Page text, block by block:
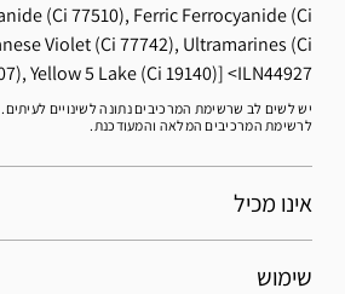
(Ci 77510), Ferric Ferrocyanide (Ci
Violet (Ci 77742), Ultramarines (Ci
Yellow 5 Lake (Ci 19140)]
ILN44927
יש לשים לב שרשימת המרכיבים נתונה לשינויים לעיתים.
לרשימת המרכיבים המלאה והמעודכנת.
אינו מכיל
שימוש